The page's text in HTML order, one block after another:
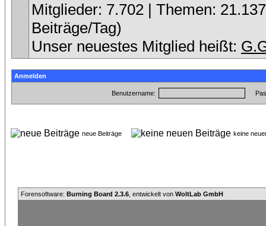
Mitglieder: 7.702 | Themen:
Beiträge/Tag)
Unser neuestes Mitglied heißt:
Anmelden
Benutzername:
neue Beiträge keine
Forensoftware: Burning Board 2.3.6 , entwickelt von WoltLab GmbH